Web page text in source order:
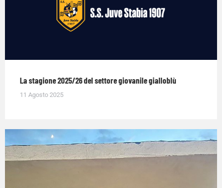
La stagione 2025/26 del settore giovanile gialloblù
11 Agosto 2025